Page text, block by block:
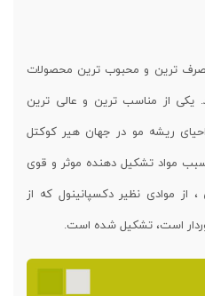
ترین و محبوب ترین محصولات
از مناسب ترین و عالی ترین
ریشه مو در جهان هیر کوکتل
مواد تشکیل دهنده موثر و قوی
موادی نظیر دکسپانینول که از
است، تشکیل شده است.